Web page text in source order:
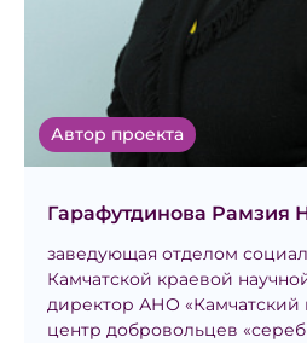
Автор проекта
Гарафутдинова Рамзия
заведующая отделом
Камчатской краевой
директор АНО «Камчатский
центр добровольцев